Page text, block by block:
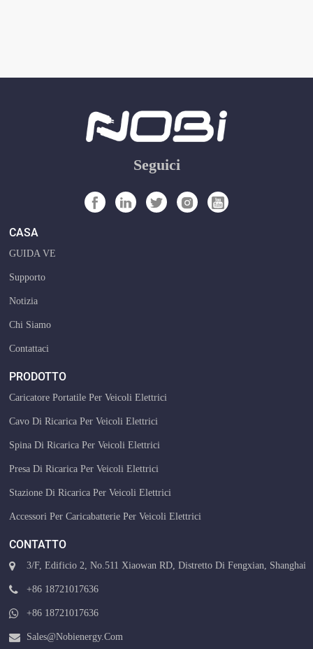
Seguici
CASA
GUIDA VE
Supporto
Notizia
Chi Siamo
Contattaci
PRODOTTO
Caricatore Portatile Per Veicoli Elettrici
Cavo Di Ricarica Per Veicoli Elettrici
Spina Di Ricarica Per Veicoli Elettrici
Presa Di Ricarica Per Veicoli Elettrici
Stazione Di Ricarica Per Veicoli Elettrici
Accessori Per Caricabatterie Per Veicoli Elettrici
CONTATTO
3/F, Edificio 2, No.511 Xiaowan RD, Distretto Di Fengxian, Shanghai
+86 18721017636
+86 18721017636
Sales@nobienergy.com